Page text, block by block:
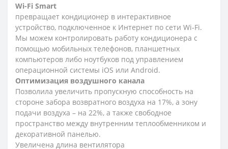
Wi-Fi Smart
превращает кондиционер в интерактивное
устройство, подключенное к Интернет по сети Wi-Fi.
Мы можем контролировать работу кондиционера с
помощью мобильных телефонов, планшетных
компьютеров либо ноутбуков под управлением
операционной системы iOS или Android.
Оптимизация воздушного канала
Позволила увеличить пропускную способность на
стороне забора возвратного воздуха на 17%, а зону
подачи воздуха – на 22%, а также свободное
пространство между внутренним теплообменником и
декоративной панелью.
Увеличена длина вентилятора